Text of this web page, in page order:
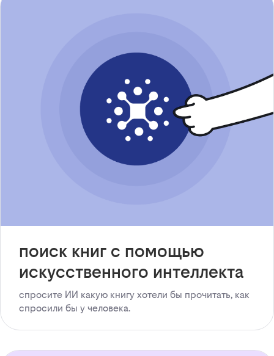
поиск книг с помощью
искусственного интеллекта
спросите ИИ какую книгу хотели бы прочитать, как
спросили бы у человека.